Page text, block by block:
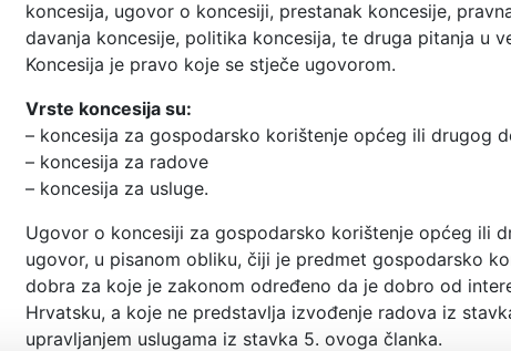
koncesija, ugovor o koncesiji, prestanak koncesije,
davanja koncesije, politika koncesija, te druga pitanja u
Koncesija je pravo koje se stječe ugovorom.
Vrste koncesija su:
– koncesija za gospodarsko korištenje općeg ili drugog
– koncesija za radove
– koncesija za usluge.
Ugovor o koncesiji za gospodarsko korištenje općeg ili
ugovor, u pisanom obliku, čiji je predmet gospodarsko
dobra za koje je zakonom određeno da je dobro od
Hrvatsku, a koje ne predstavlja izvođenje radova iz
upravljanjem uslugama iz stavka 5. ovoga članka.